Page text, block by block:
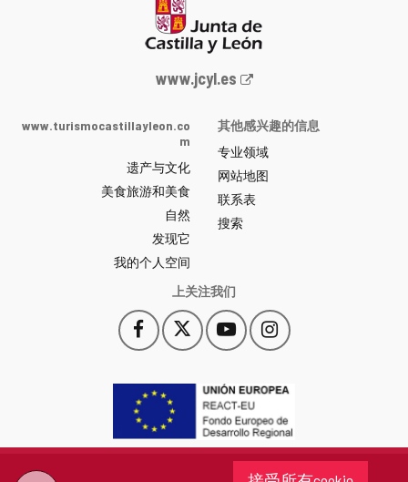
Junta
y
León
网
站
门
户
-
www.jcyl.es
www.turismocastillayleon.co
m
遗产与文化
美食旅游和美食
自然
发现它
我的个人空间
其他感兴趣的信息
专业领域
网站地图
联系表
搜索
上关注我们
Facebook
此
链
会
打
开
一
此
链
一
YouTube
此
链
会
打
开
一
个
Instagram
此
链
会
开
一
个